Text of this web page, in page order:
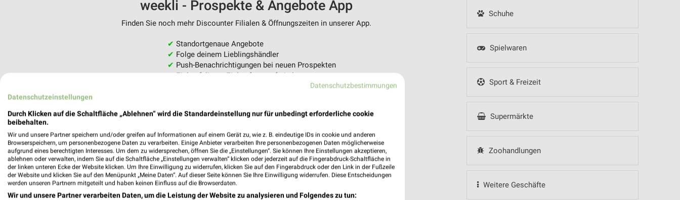
Schuhe
Spielwaren
Sport & Freizeit
Supermärkte
Zoohandlungen
Weitere Geschäfte
weekli - Prospekte & Angebote App
Finden Sie noch mehr Discounter Filialen & Öffnungszeiten in unserer App.
✔ Standortgenaue Angebote
✔ Folge deinem Lieblingshändler
✔ Push-Benachrichtigungen bei neuen Prospekten
✔Einkaufsliste - Einkauf stressfrei planen
Datenschutzbestimmungen
Datenschutzeinstellungen
Durch Klicken auf die Schaltfläche „Ablehnen“ wird die Standardeinstellung nur für unbedingt erforderliche cookie
beibehalten.
Wir und unsere Partner speichern und/oder greifen auf Informationen auf einem Gerät zu, wie z. B. eindeutige IDs in cookie und anderen
Browserspeichern, um personenbezogene Daten zu verarbeiten. Einige Anbieter verarbeiten Ihre personenbezogenen Daten möglicherweise
aufgrund eines berechtigten Interesses. Um dem zu widersprechen, öffnen Sie die „Einstellungen“. Sie können Ihre Einstellungen akzeptieren,
ablehnen oder verwalten, indem Sie auf die Schaltfläche „Einstellungen verwalten“ klicken oder jederzeit auf die Fingerabdruck-Schaltfläche in
der linken unteren Ecke der Website klicken. Um Ihre Einwilligung zu widerrufen, klicken Sie auf den Fingerabdruck oder den Link in der Fußzeile
der Website und klicken Sie auf den Menüpunkt „Meine Daten“. Auf dieser Seite können Sie Ihre Einwilligung widerrufen. Diese Entscheidungen
werden unseren Partnern mitgeteilt und haben keinen Einfluss auf die Browserdaten.
Wir und unsere Partner verarbeiten Daten, um die Leistung der Website zu analysieren und Folgendes zu tun: